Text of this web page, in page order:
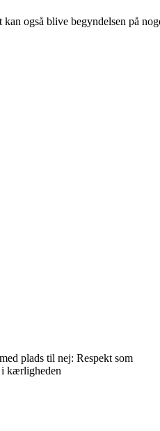
også blive begyndelsen på
plads til nej: Respekt som
kærligheden